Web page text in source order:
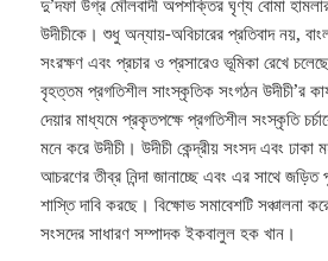
উদীচীকে। শুধু অন্যায়-অবিচারের প্রতিবাদ নয়,
সংরক্ষণ এবং প্রচার ও প্রসারেও ভূমিকা রেখে
বৃহত্তম প্রগতিশীল সাংস্কৃতিক সংগঠন উদীচী’র
দেয়ার মাধ্যমে প্রকৃতপক্ষে প্রগতিশীল সংস্কৃতি
মনে করে উদীচী। উদীচী কেন্দ্রীয় সংসদ এবং
আচরণের তীব্র নিন্দা জানাচ্ছে এবং এর সাথে
শাস্তি দাবি করছে। বিক্ষোভ সমাবেশটি সঞ্চালনা
সংসদের সাধারণ সম্পাদক ইকবালুল হক খান।